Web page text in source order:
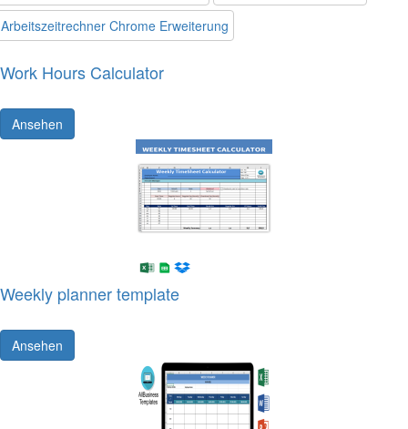
Arbeitszeitrechner Chrome Erweiterung
Work Hours Calculator
Ansehen
Weekly planner template
Ansehen